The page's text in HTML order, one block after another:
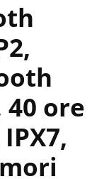
ore